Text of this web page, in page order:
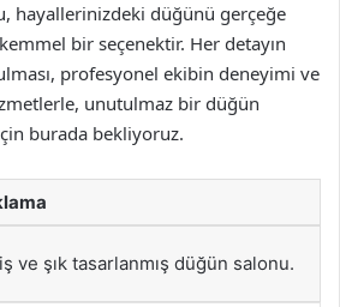
hayallerinizdeki düğünü gerçeğe
bir seçenektir. Her detayın
profesyonel ekibin deneyimi ve
unutulmaz bir düğün
burada bekliyoruz.
ve şık tasarlanmış düğün salonu.